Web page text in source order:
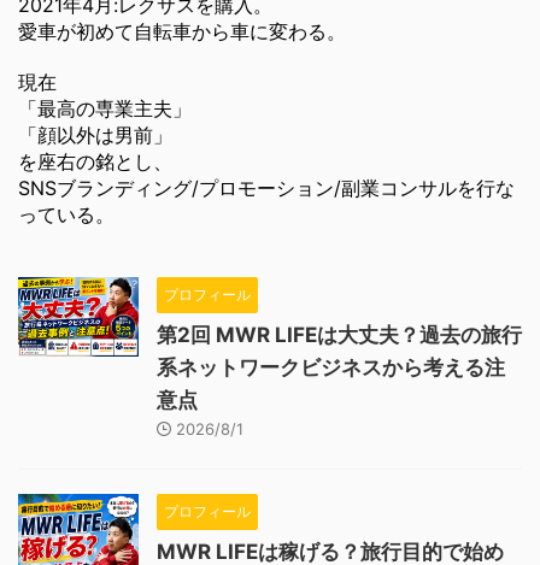
愛車が初めて自転車から車に変わる。
現在
「最高の専業主夫」
「顔以外は男前」
を座右の銘とし、
SNSブランディング/プロモーション/副業コンサルを行な
っている。
プロフィール
第2回 MWR LIFEは大丈夫？過去の旅行
系ネットワークビジネスから考える注
意点
2026/8/1
プロフィール
MWR LIFEは稼げる？旅行目的で始め